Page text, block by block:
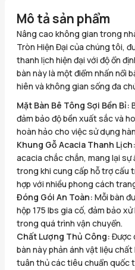
Mô tả sản phẩm
Nâng cao không gian trong
Tròn Hiện Đại của chúng tôi,
thanh lịch hiện đại với độ ổn
bàn này là một điểm nhấn nổi
hiên và không gian sống đa
Mặt Bàn Bê Tông Sợi Bền Bỉ:
đảm bảo độ bền xuất sắc và
hoàn hảo cho việc sử dụng
Khung Gỗ Acacia Thanh Lịch:
acacia chắc chắn, mang lại sự
trong khi cung cấp hỗ trợ cấu
hợp với nhiều phong cách
Đóng Gói An Toàn: Mỗi bàn
hộp 175 lbs gia cố, đảm bảo
trong quá trình vận chuyển.
Chất Lượng Thủ Công: Được
bàn này phản ánh vật liệu
tuân thủ các tiêu chuẩn quốc